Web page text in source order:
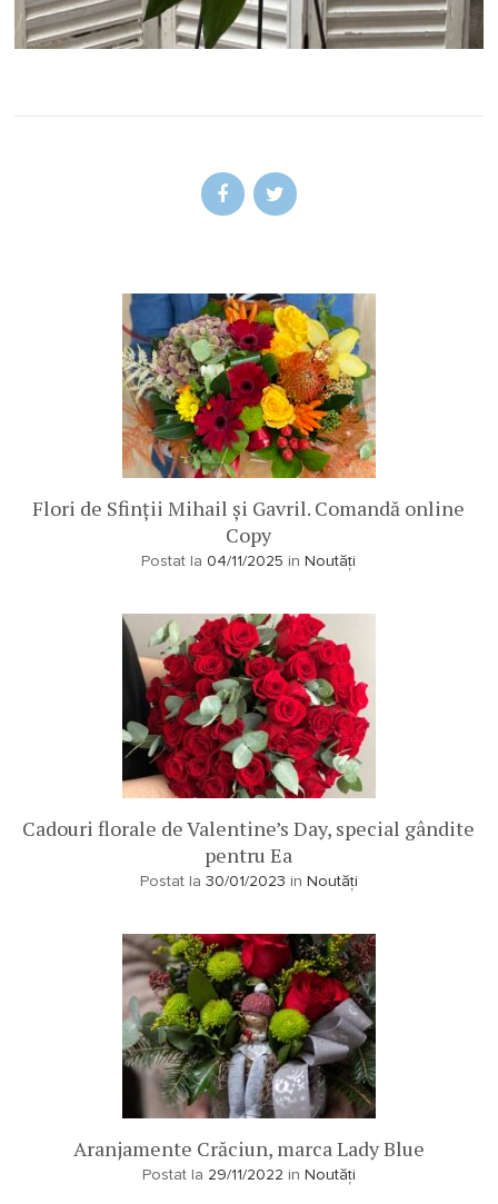
Flori de Sfinții Mihail și Gavril. Comandă online
Copy
Postat la 04/11/2025 in Noutăți
Cadouri florale de Valentine’s Day, special gândite
pentru Ea
Postat la 30/01/2023 in Noutăți
Aranjamente Crăciun, marca Lady Blue
Postat la 29/11/2022 in Noutăți